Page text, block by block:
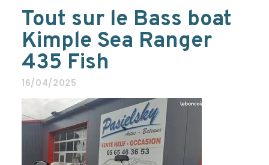
Tout sur le Bass boat
Kimple Sea Ranger
435 Fish
16/04/2025